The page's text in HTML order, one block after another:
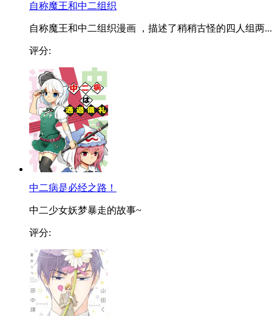
自称魔王和中二组织
自称魔王和中二组织漫画 ，描述了稍稍古怪的四人组两...
评分:
中二病是必经之路！
中二少女妖梦暴走的故事~
评分: